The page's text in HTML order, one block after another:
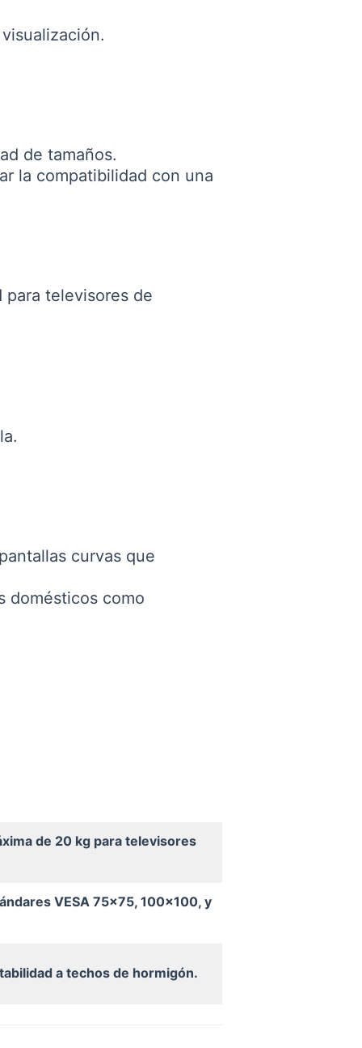
de tamaños.
la compatibilidad con una
para televisores de
curvas que
domésticos como
de 20 kg para televisores
VESA 75×75, 100×100, y
a techos de hormigón.